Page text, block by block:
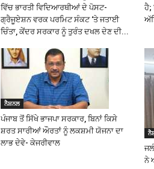
ਵਿੱਚ ਭਾਰਤੀ ਵਿਦਿਆਰਥੀਆਂ ਦੇ ਪੋਸਟ-
ਗ੍ਰੈਜੂਏਸ਼ਨ ਵਰਕ ਪਰਮਿਟ ਸੰਕਟ ‘ਤੇ ਜਤਾਈ
ਚਿੰਤਾ, ਕੇਂਦਰ ਸਰਕਾਰ ਨੂੰ ਤੁਰੰਤ ਦਖਲ ਦੇਣ ਦੀ...
ਹੈ;
ਨੈਸ਼ਨਲ
ਪੰਜਾਬ ਤੋਂ ਸਿੱਖੇ ਭਾਜਪਾ ਸਰਕਾਰ, ਬਿਨਾਂ ਕਿਸੇ
ਸ਼ਰਤ ਸਾਰੀਆਂ ਔਰਤਾਂ ਨੂੰ ਲਕਸ਼ਮੀ ਯੋਜਨਾ ਦਾ
ਲਾਭ ਦੇਵੇ- ਕੇਜਰੀਵਾਲ
ਨੇ